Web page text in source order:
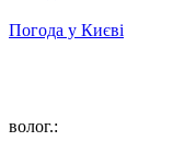
Погода у Києві
волог.: